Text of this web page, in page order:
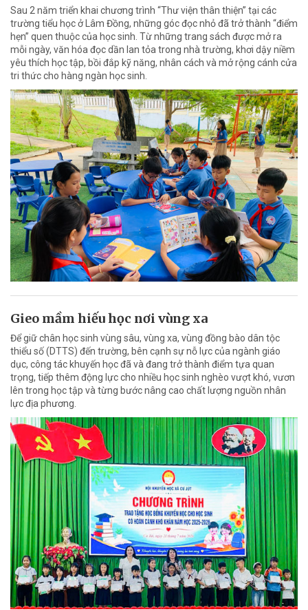
Sau 2 năm triển khai chương trình “Thư viện thân thiện” tại các
trường tiểu học ở Lâm Đồng, những góc đọc nhỏ đã trở thành “điểm
hẹn” quen thuộc của học sinh. Từ những trang sách được mở ra
mỗi ngày, văn hóa đọc dần lan tỏa trong nhà trường, khơi dậy niềm
yêu thích học tập, bồi đắp kỹ năng, nhân cách và mở rộng cánh cửa
tri thức cho hàng ngàn học sinh.
Gieo mầm hiếu học nơi vùng xa
Để giữ chân học sinh vùng sâu, vùng xa, vùng đồng bào dân tộc
thiểu số (DTTS) đến trường, bên cạnh sự nỗ lực của ngành giáo
dục, công tác khuyến học đã và đang trở thành điểm tựa quan
trọng, tiếp thêm động lực cho nhiều học sinh nghèo vượt khó, vươn
lên trong học tập và từng bước nâng cao chất lượng nguồn nhân
lực địa phương.